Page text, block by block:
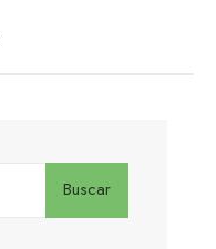
Buscar